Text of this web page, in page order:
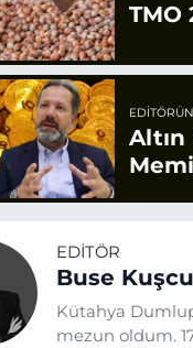
TMO
Altın
EDITÖR
Buse Kuşcu
Kütahya
mezun oldum.